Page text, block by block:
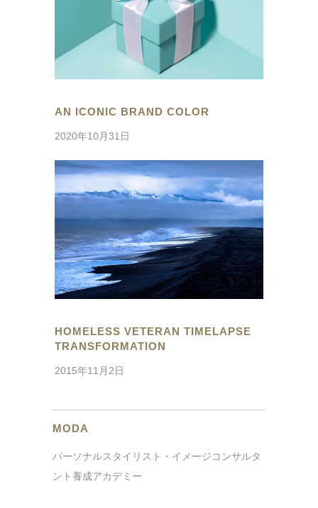
AN ICONIC BRAND COLOR
2020年10月31日
HOMELESS VETERAN TIMELAPSE
TRANSFORMATION
2015年11月2日
MODA
パーソナルスタイリスト・イメージコンサルタ
ント養成アカデミー